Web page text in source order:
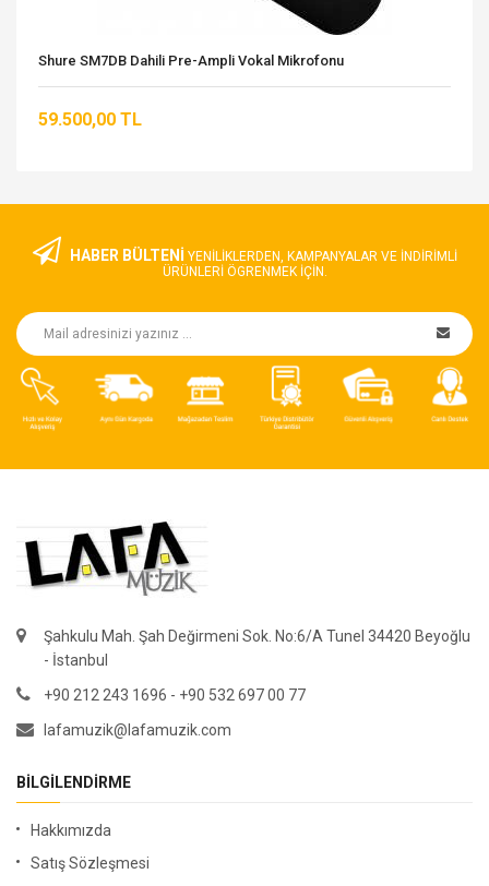
Shure SM7DB Dahili Pre-Ampli Vokal Mikrofonu
59.500,00 TL
HABER BÜLTENİ YENILIKLERDEN, KAMPANYALAR VE INDIRIMLI
ÜRÜNLERI ÖGRENMEK IÇIN.
Şahkulu Mah. Şah Değirmeni Sok. No:6/A Tunel 34420 Beyoğlu
- İstanbul
+90 212 243 1696 - +90 532 697 00 77
lafamuzik@lafamuzik.com
BILGILENDIRME
Hakkımızda
Satış Sözleşmesi